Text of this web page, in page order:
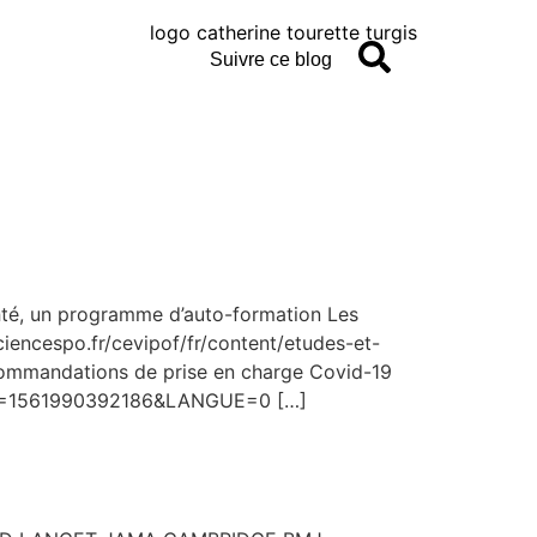
Suivre ce blog
un programme d’auto-formation Les
cevipof/fr/content/etudes-et-
de prise en charge Covid-19
[…]